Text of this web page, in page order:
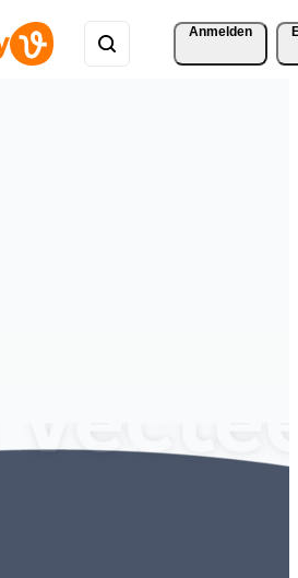
Anmelden